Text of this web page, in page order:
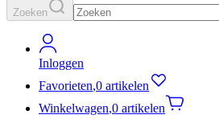
Zoeken
Inloggen
Favorieten,0 artikelen
Winkelwagen,0 artikelen